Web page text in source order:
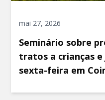
mai 27, 2026
Seminário sobre
tratos a crianças
sexta-feira em